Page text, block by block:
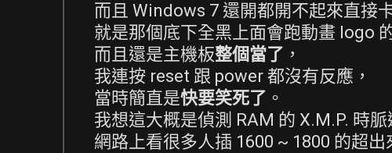
而且 Windows 7 還開都開不起來直接
就是那個底下全黑上面會跑動畫 logo
而且還是主機板整個當了 ，
我連按 reset 跟 power 都沒有反應，
當時簡直是快要笑死了 。
我想這大概是偵測 RAM 的 X.M.P. 時脈
網路上看很多人插 1600 ~ 1800 的超出